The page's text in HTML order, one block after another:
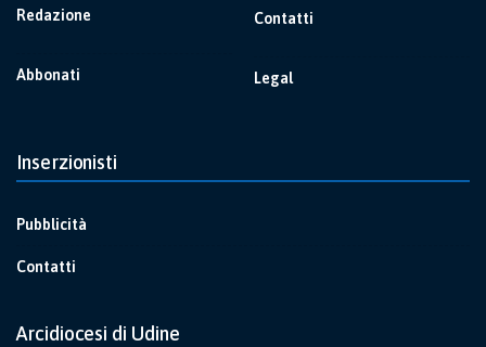
Redazione
Abbonati
Contatti
Legal
Inserzionisti
Pubblicità
Contatti
Arcidiocesi di Udine